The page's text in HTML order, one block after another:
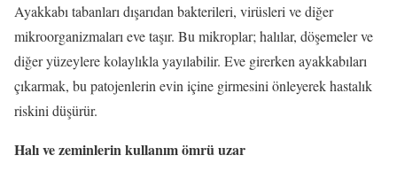
Ayakkabı tabanları dışarıdan bakterileri, virüsleri ve diğer
mikroorganizmaları eve taşır. Bu mikroplar; halılar, döşemeler ve
diğer yüzeylere kolaylıkla yayılabilir. Eve girerken ayakkabıları
çıkarmak, bu patojenlerin evin içine girmesini önleyerek hastalık
riskini düşürür.
Halı ve zeminlerin kullanım ömrü uzar